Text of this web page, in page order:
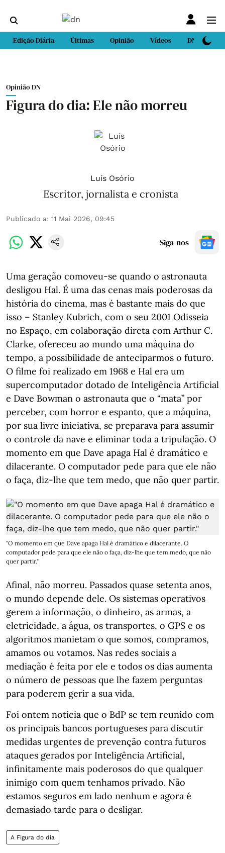
Edição Diária Últimas Opinião Vídeos DN Sport
Opinião DN
Figura do dia: Ele não morreu
Luís Osório
Escritor, jornalista e cronista
Publicado a: 11 Mai 2026, 09:45
Siga-nos
Uma geração comoveu-se quando o astronauta
desligou Hal. É uma das cenas mais poderosas da
história do cinema, mas é bastante mais do que
isso – Stanley Kubrich, com o seu 2001 Odisseia
no Espaço, em colaboração direta com Arthur C.
Clarke, ofereceu ao mundo uma máquina do
tempo, a possibilidade de anteciparmos o futuro.
O filme foi realizado em 1968 e Hal era um
supercomputador dotado de Inteligência Artificial
e Dave Bowman o astronauta que o “mata” por
perceber, com horror e espanto, que a máquina,
por sua livre iniciativa, se preparava para assumir
o controle da nave e eliminar toda a tripulação. O
momento em que Dave apaga Hal é dramático e
dilacerante. O computador pede para que ele não
o faça, diz-lhe que tem medo, que não quer partir.
"O momento em que Dave apaga Hal é dramático e dilacerante. O
computador pede para que ele não o faça, diz-lhe que tem medo, que não
quer partir."
Afinal, não morreu. Passados quase setenta anos,
o mundo depende dele. Os sistemas operativos
gerem a informação, o dinheiro, as armas, a
eletricidade, a água, os transportes, o GPS e os
algoritmos manietam o que somos, compramos,
amamos ou votamos. Nas redes sociais a
mediação é feita por ele e todos os dias aumenta
o número de pessoas que lhe fazem perguntas
para poderem gerir a sua vida.
Foi ontem notícia que o BdP se tem reunido com
os principais bancos portugueses para discutir
medidas urgentes de prevenção contra futuros
ataques gerados por Inteligência Artificial,
infinitamente mais poderosos do que qualquer
inimigo com quem tenhamos privado. Não
estamos seguros em lado nenhum e agora é
demasiado tarde para o desligar.
A Figura do dia